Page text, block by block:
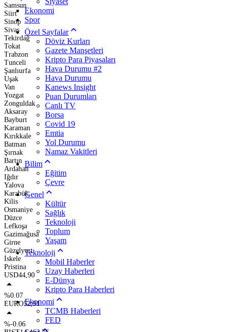
Samsun
Siirt
Sinop
Sivas
Tekirdağ
Tokat
Trabzon
Tunceli
Şanlıurfa
Uşak
Van
Yozgat
Zonguldak
Aksaray
Bayburt
Karaman
Kırıkkale
Batman
Şırnak
Bartın
Ardahan
Iğdır
Yalova
Karabük
Kilis
Osmaniye
Düzce
Lefkoşa
Gazimağusa
Girne
Güzelyurt
İskele
Pristina
USD44,90
%0.07
EURO52,91
%-0.06
Ekonomi
Spor
Özel Sayfalar
Döviz Kurları
Gazete Manşetleri
Kripto Para Piyasaları
Hava Durumu #2
Hava Durumu
Kanews Insight
Puan Durumları
Canlı TV
Borsa
Covid 19
Emtia
Yol Durumu
Namaz Vakitleri
Bilim
Eğitim
Çevre
Genel
Kültür
Sağlık
Teknoloji
Toplum
Yaşam
Teknoloji
Mobil Haberler
Uzay Haberleri
E-Dünya
Kripto Para Haberleri
Ekonomi
TCMB Haberleri
FED